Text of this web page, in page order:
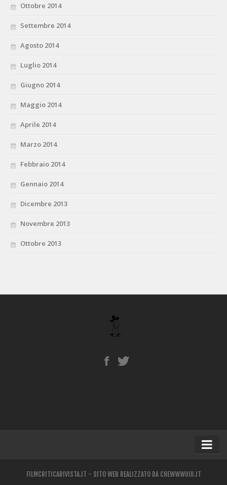
Ottobre 2014
Settembre 2014
Agosto 2014
Luglio 2014
Giugno 2014
Maggio 2014
Aprile 2014
Marzo 2014
Febbraio 2014
Gennaio 2014
Dicembre 2013
Novembre 2013
Ottobre 2013
FILMCRITICARIVISTA.IT - SITO WEB REALIZZATO DA CHEWWWUOI.IT